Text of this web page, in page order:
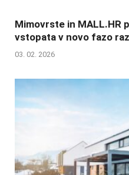
Mimovrste in MALL.HR
vstopata v novo fazo
03. 02. 2026